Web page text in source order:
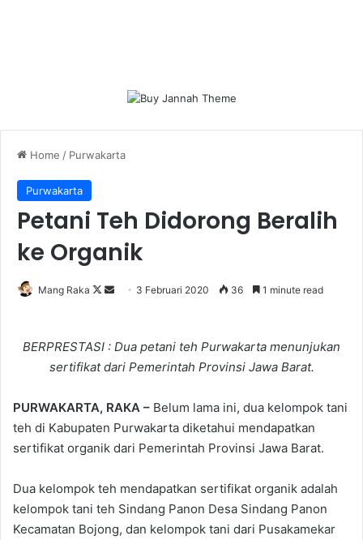
Home / Purwakarta
Purwakarta
Petani Teh Didorong Beralih
ke Organik
Mang Raka
Follow
Send 3 Februari 2020 36 1 minute read
BERPRESTASI : Dua petani teh Purwakarta menunjukan
sertifikat dari Pemerintah Provinsi Jawa Barat.
PURWAKARTA, RAKA – Belum lama ini, dua kelompok tani
teh di Kabupaten Purwakarta diketahui mendapatkan
sertifikat organik dari Pemerintah Provinsi Jawa Barat.
Dua kelompok teh mendapatkan sertifikat organik adalah
kelompok tani teh Sindang Panon Desa Sindang Panon
Kecamatan Bojong, dan kelompok tani dari Pusakamekar